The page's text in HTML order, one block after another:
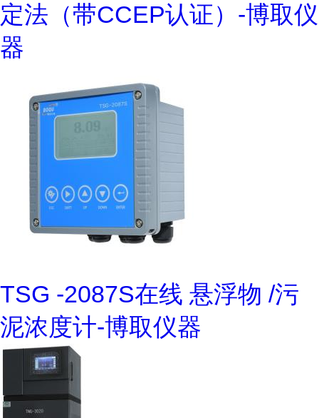
定法（带CCEP认证）-博取仪
器
TSG -2087S在线 悬浮物 /污
泥浓度计-博取仪器